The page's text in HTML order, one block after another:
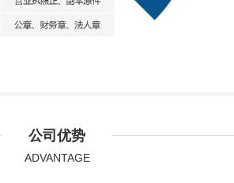
公司优势
ADVANTAGE